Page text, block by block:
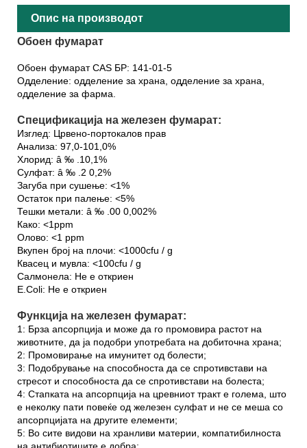
Опис на производот
Обоен фумарат
Обоен фумарат CAS БР: 141-01-5
Одделение: одделение за храна, одделение за храна,
одделение за фарма.
Спецификација на железен фумарат:
Изглед: Црвено-портокалов прав
Анализа: 97,0-101,0%
Хлорид: â ‰ .10,1%
Сулфат: â ‰ .2 0,2%
Загуба при сушење: <1%
Остаток при палење: <5%
Тешки метали: â ‰ .00 0,002%
Како: <1ppm
Олово: <1 ppm
Вкупен број на плочи: <1000cfu / g
Квасец и мувла: <100cfu / g
Салмонела: Не е откриен
E.Coli: Не е откриен
Функција на железен фумарат:
1: Брза апсорпција и може да го промовира растот на
животните, да ја подобри употребата на добиточна храна;
2: Промовирање на имунитет од болести;
3: Подобрување на способноста да се спротивстави на
стресот и способноста да се спротивстави на болеста;
4: Стапката на апсорпција на цревниот тракт е голема, што
е неколку пати повеќе од железен сулфат и не се меша со
апсорпцијата на другите елементи;
5: Во сите видови на хранливи материи, компатибилноста
на антибиотиците е добра;